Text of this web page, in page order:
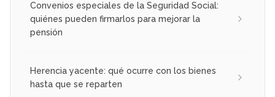
Convenios especiales de la Seguridad Social:
quiénes pueden firmarlos para mejorar la
pensión
Herencia yacente: qué ocurre con los bienes
hasta que se reparten